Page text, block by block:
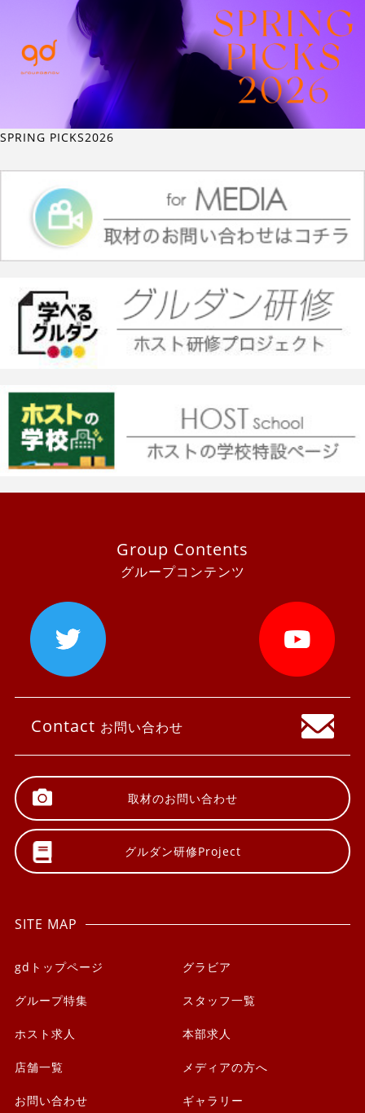
SPRING PICKS2026
Group Contents
グループコンテンツ
Contact お問い合わせ
取材のお問い合わせ
グルダン研修Project
SITE MAP
gdトップページ グラビア
グループ特集 スタッフ一覧
ホスト求人 本部求人
店舗一覧 メディアの方へ
お問い合わせ ギャラリー